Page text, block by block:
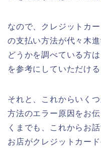
なので、クレジットカ
の支払い方法が代々木
どうかを調べている方
を参考にしていただける
それと、これからいく
方法のエラー原因をお
くまでも、これからお
お店がクレジットカー